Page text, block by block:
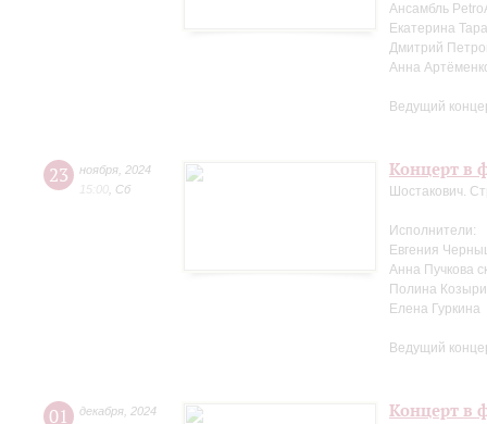
Ансамбль
Екатерина
Дмитрий
Анна
Ведущий
23 ноября 2024
15:00 Сб
Концерт в
Шостакович.
Исполнители:
Евгения
Анна Пучкова
Полина
Елена Гуркина
Ведущий
01 декабря 2024
Концерт в